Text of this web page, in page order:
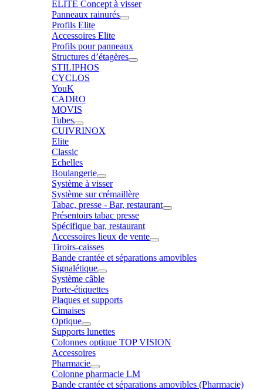
ELITE Concept à visser
Panneaux rainurés
Profils Elite
Accessoires Elite
Profils pour panneaux
Structures d’étagères
STILIPHOS
CYCLOS
YouK
CADRO
MOVIS
Tubes
CUIVRINOX
Elite
Classic
Echelles
Boulangerie
Système à visser
Système sur crémaillère
Tabac, presse - Bar, restaurant
Présentoirs tabac presse
Spécifique bar, restaurant
Accessoires lieux de vente
Tiroirs-caisses
Bande crantée et séparations amovibles
Signalétique
Système câble
Porte-étiquettes
Plaques et supports
Cimaises
Optique
Supports lunettes
Colonnes optique TOP VISION
Accessoires
Pharmacie
Colonne pharmacie LM
Bande crantée et séparations amovibles (Pharmacie)